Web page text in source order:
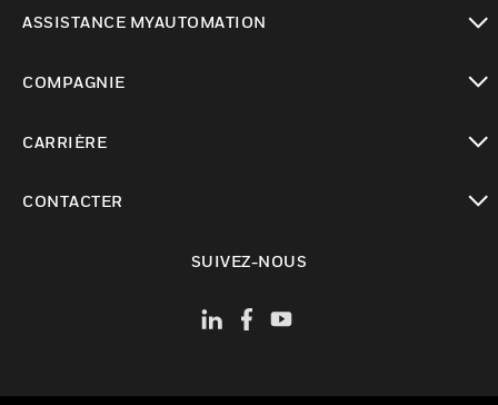
ASSISTANCE MYAUTOMATION
COMPAGNIE
CARRIÈRE
CONTACTER
SUIVEZ-NOUS